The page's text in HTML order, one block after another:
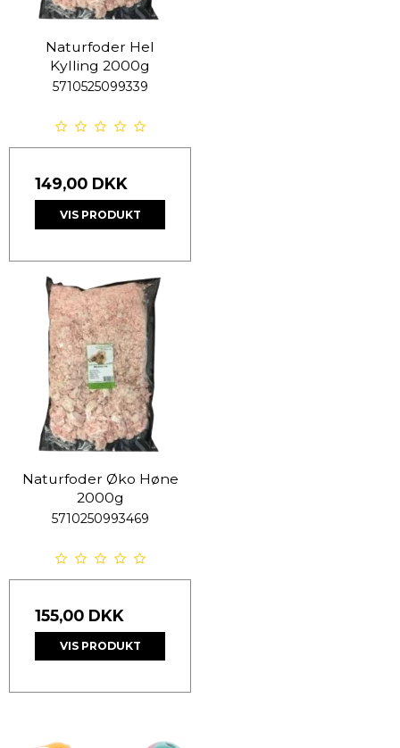
Naturfoder Hel
Kylling 2000g
5710525099339
149,00 DKK
VIS PRODUKT
Naturfoder Øko Høne
2000g
5710250993469
155,00 DKK
VIS PRODUKT